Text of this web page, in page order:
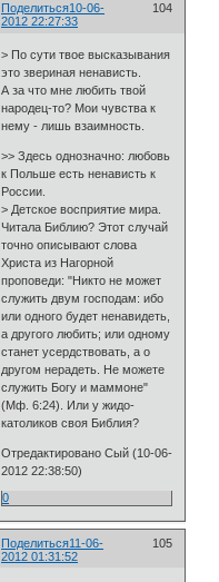
Поделиться 104
10-06-
2012 22:27:33
> По сути твое высказывания
это звериная ненависть.
А за что мне любить твой
народец-то? Мои чувства к
нему - лишь взаимность.
>> Здесь однозначно: любовь
к Польше есть ненависть к
России.
> Детское восприятие мира.
Читала Библию? Этот случай
точно описывают слова
Христа из Нагорной
проповеди: "Никто не может
служить двум господам: ибо
или одного будет ненавидеть,
а другого любить; или одному
станет усердствовать, а о
другом нерадеть. Не можете
служить Богу и маммоне"
(Мф. 6:24). Или у жидо-
католиков своя Библия?
Отредактировано Сый (10-06-
2012 22:38:50)
0
Поделиться 105
11-06-
2012 01:31:52